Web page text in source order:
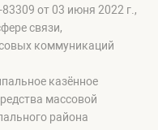
от 03 июня 2022 г.,
связи,
коммуникаций
казённое
массовой
района